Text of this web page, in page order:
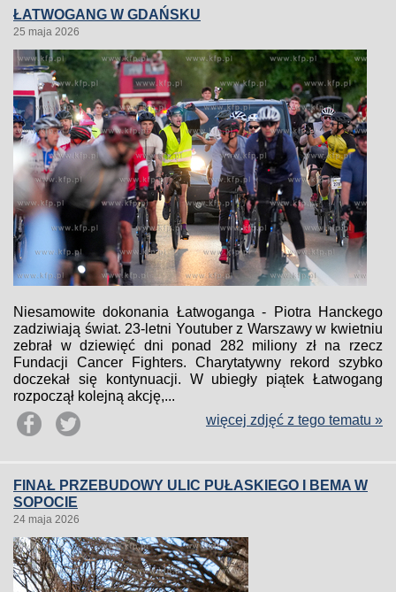
ŁATWOGANG W GDAŃSKU
25 maja 2026
Niesamowite dokonania Łatwoganga - Piotra Hanckego
zadziwiają świat. 23-letni Youtuber z Warszawy w kwietniu
zebrał w dziewięć dni ponad 282 miliony zł na rzecz
Fundacji Cancer Fighters. Charytatywny rekord szybko
doczekał się kontynuacji. W ubiegły piątek Łatwogang
rozpoczął kolejną akcję,...
więcej zdjęć z tego tematu »
FINAŁ PRZEBUDOWY ULIC PUŁASKIEGO I BEMA W
SOPOCIE
24 maja 2026